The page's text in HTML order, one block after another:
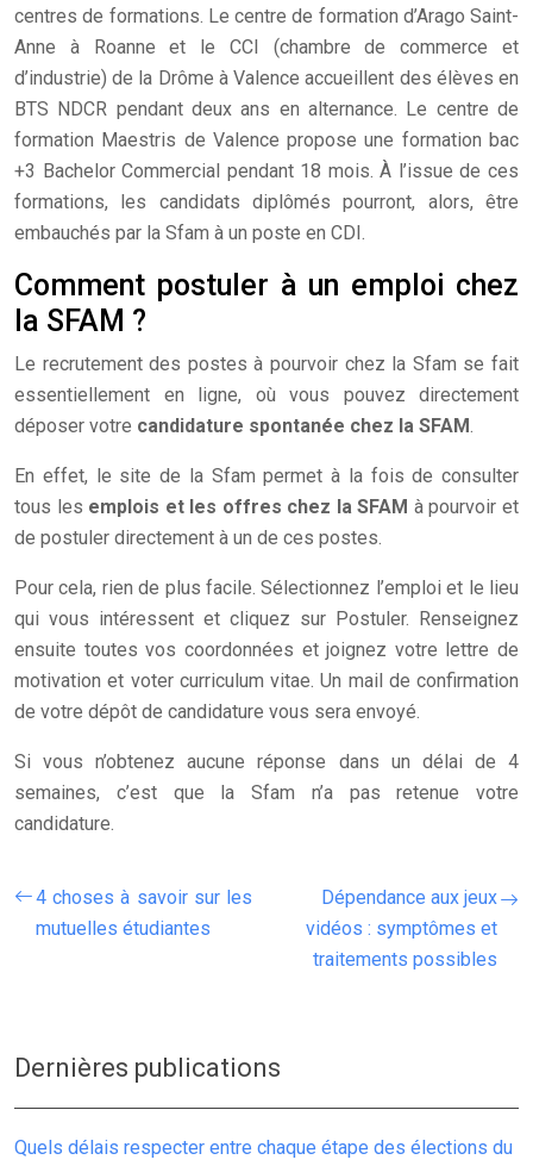
centres de formations. Le centre de formation d’Arago Saint-
Anne à Roanne et le CCI (chambre de commerce et
d’industrie) de la Drôme à Valence accueillent des élèves en
BTS NDCR pendant deux ans en alternance. Le centre de
formation Maestris de Valence propose une formation bac
+3 Bachelor Commercial pendant 18 mois. À l’issue de ces
formations, les candidats diplômés pourront, alors, être
embauchés par la Sfam à un poste en CDI.
Comment postuler à un emploi chez
la SFAM ?
Le recrutement des postes à pourvoir chez la Sfam se fait
essentiellement en ligne, où vous pouvez directement
déposer votre candidature spontanée chez la SFAM.
En effet, le site de la Sfam permet à la fois de consulter
tous les emplois et les offres chez la SFAM à pourvoir et
de postuler directement à un de ces postes.
Pour cela, rien de plus facile. Sélectionnez l’emploi et le lieu
qui vous intéressent et cliquez sur Postuler. Renseignez
ensuite toutes vos coordonnées et joignez votre lettre de
motivation et voter curriculum vitae. Un mail de confirmation
de votre dépôt de candidature vous sera envoyé.
Si vous n’obtenez aucune réponse dans un délai de 4
semaines, c’est que la Sfam n’a pas retenue votre
candidature.
4 choses à savoir sur les
mutuelles étudiantes
Dépendance aux jeux
vidéos : symptômes et
traitements possibles
Dernières publications
Quels délais respecter entre chaque étape des élections du